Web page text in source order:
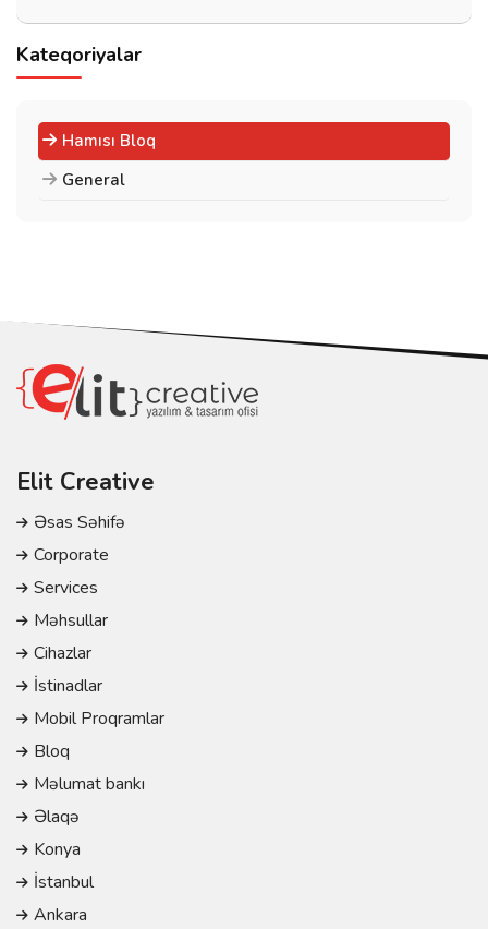
Kateqoriyalar
Hamısı Bloq
General
Elit Creative
Əsas Səhifə
Corporate
Services
Məhsullar
Cihazlar
İstinadlar
Mobil Proqramlar
Bloq
Məlumat bankı
Əlaqə
Konya
İstanbul
Ankara